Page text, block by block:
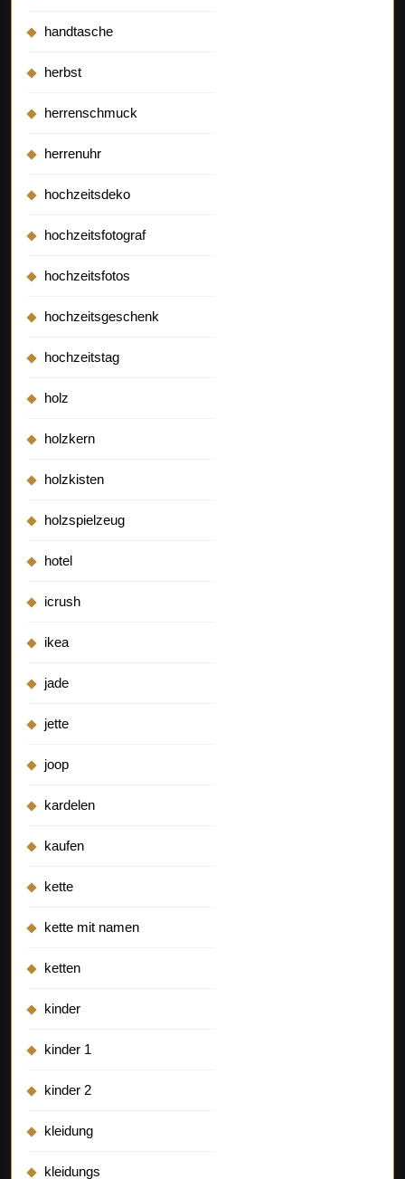
handtasche
herbst
herrenschmuck
herrenuhr
hochzeitsdeko
hochzeitsfotograf
hochzeitsfotos
hochzeitsgeschenk
hochzeitstag
holz
holzkern
holzkisten
holzspielzeug
hotel
icrush
ikea
jade
jette
joop
kardelen
kaufen
kette
kette mit namen
ketten
kinder
kinder 1
kinder 2
kleidung
kleidungs